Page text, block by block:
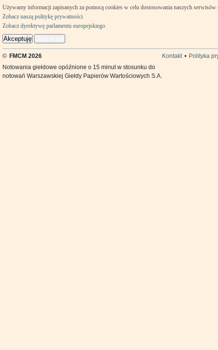
Używamy informacji zapisanych za pomocą cookies w celu dostosowania naszych
Zobacz naszą politykę prywatności
Zobacz dyrektywę parlamentu europejskiego
Akceptuję
© FMCM 2026 Kontakt • Polityka
Notowania giełdowe opóźnione o 15 minut w stosunku do
notowań Warszawskiej Giełdy Papierów Wartościowych S.A.